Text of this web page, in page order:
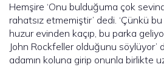
Hemşire ‘Onu bulduğuma çok
rahatsız etmemiştir’ dedi. ‘Çünkü
huzur evinden kaçıp, bu parka
John Rockfeller olduğunu söylüyor’
adamın koluna girip onunla birlikte